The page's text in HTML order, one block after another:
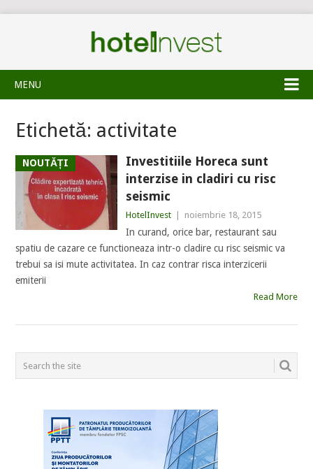
MENU
Etichetă: activitate
NOUTĂȚI
Investitiile Horeca sunt
interzise in cladiri cu risc
seismic
HotelInvest noiembrie 18, 2015
In curand, orice bar, restaurant sau
spatiu de cazare ce functioneaza intr-o cladire cu risc seismic va
trebui sa isi mute activitatea. In caz contrar risca interzicerii
emiterii
Read More
POSTS
NAVIGATION